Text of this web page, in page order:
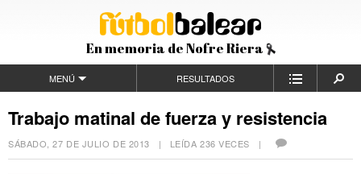
En memoria de Nofre Riera
MENÚ RESULTADOS
Trabajo matinal de fuerza y resistencia
SÁBADO, 27 DE JULIO DE 2013 | LEÍDA 236 VECES |